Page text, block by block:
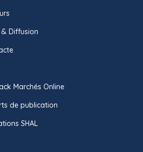
Diffusion
Marchés Online
de publication
SHAL